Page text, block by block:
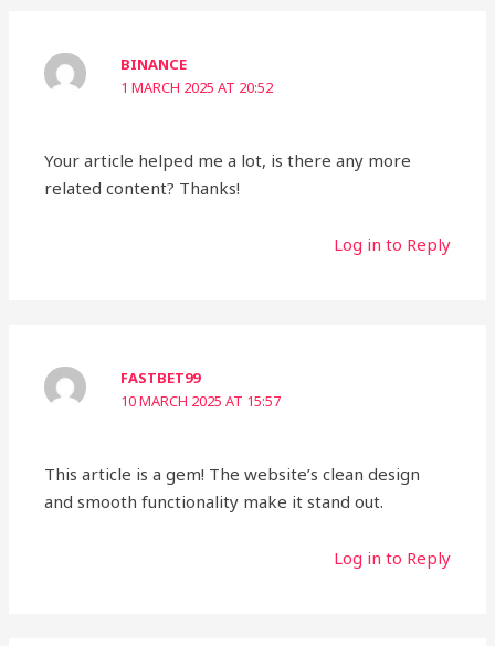
BINANCE
1 MARCH 2025 AT 20:52
Your article helped me a lot, is there any more
related content? Thanks!
Log in to Reply
FASTBET99
10 MARCH 2025 AT 15:57
This article is a gem! The website’s clean design
and smooth functionality make it stand out.
Log in to Reply